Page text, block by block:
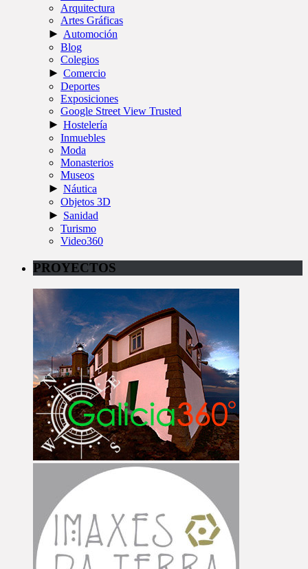
Arquitectura
Artes Gráficas
► Automoción
Blog
Colegios
► Comercio
Deportes
Exposiciones
Google Street View Trusted
► Hostelería
Inmuebles
Moda
Monasterios
Museos
► Náutica
Objetos 3D
► Sanidad
Turismo
Video360
PROYECTOS